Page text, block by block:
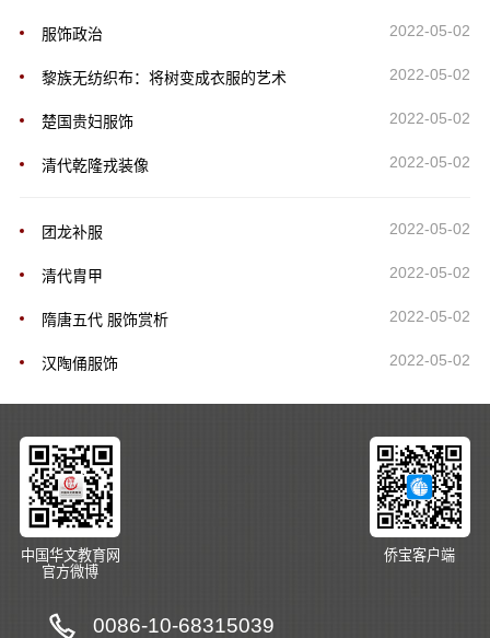
服饰政治 2022-05-02
黎族无纺织布：将树变成衣服的艺术 2022-05-02
楚国贵妇服饰 2022-05-02
清代乾隆戎装像 2022-05-02
团龙补服 2022-05-02
清代胄甲 2022-05-02
隋唐五代 服饰赏析 2022-05-02
汉陶俑服饰 2022-05-02
中国华文教育网
官方微博
侨宝客户端
0086-10-68315039